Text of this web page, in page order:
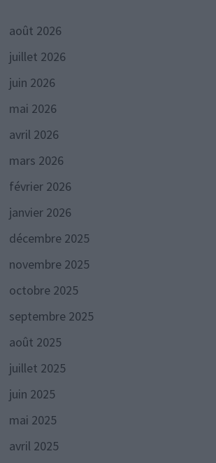
août 2026
juillet 2026
juin 2026
mai 2026
avril 2026
mars 2026
février 2026
janvier 2026
décembre 2025
novembre 2025
octobre 2025
septembre 2025
août 2025
juillet 2025
juin 2025
mai 2025
avril 2025